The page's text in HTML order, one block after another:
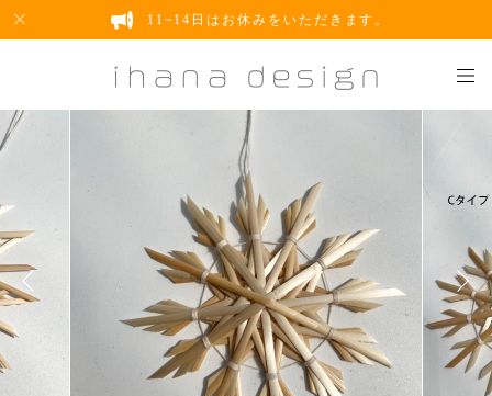
11~14日はお休みをいただきます。